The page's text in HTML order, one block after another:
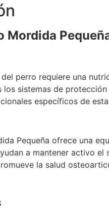
Mordida
perro requiere una
los sistemas de
específicos de
Pequeña ofrece una
a mantener activo
la salud